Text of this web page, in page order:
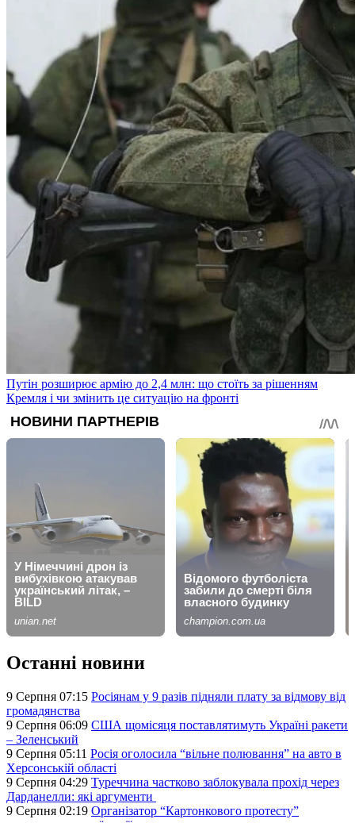
Путін розширює армію до 2,4 млн: що стоїть за рішенням
Кремля і чи змінить це ситуацію на фронті
Останні новини
9 Серпня 07:15 Росіянам у 9 разів підняли плату за відмову від
громадянства
9 Серпня 06:09 США щомісяця поставлятимуть Україні ракети
– Зеленський
9 Серпня 05:11 Росія оголосила “вільне полювання” на авто в
Херсонській області
9 Серпня 04:29 Туреччина частково заблокувала прохід через
Дарданелли: які аргументи
9 Серпня 02:19 Організатор “Картонкового протесту”